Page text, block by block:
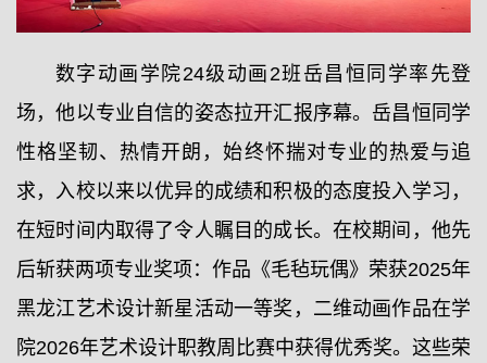
数字动画学院24级动画2班岳昌恒同学率先登
场，他以专业自信的姿态拉开汇报序幕。岳昌恒同学
性格坚韧、热情开朗，始终怀揣对专业的热爱与追
求，入校以来以优异的成绩和积极的态度投入学习，
在短时间内取得了令人瞩目的成长。在校期间，他先
后斩获两项专业奖项：作品《毛毡玩偶》荣获2025年
黑龙江艺术设计新星活动一等奖，二维动画作品在学
院2026年艺术设计职教周比赛中获得优秀奖。这些荣